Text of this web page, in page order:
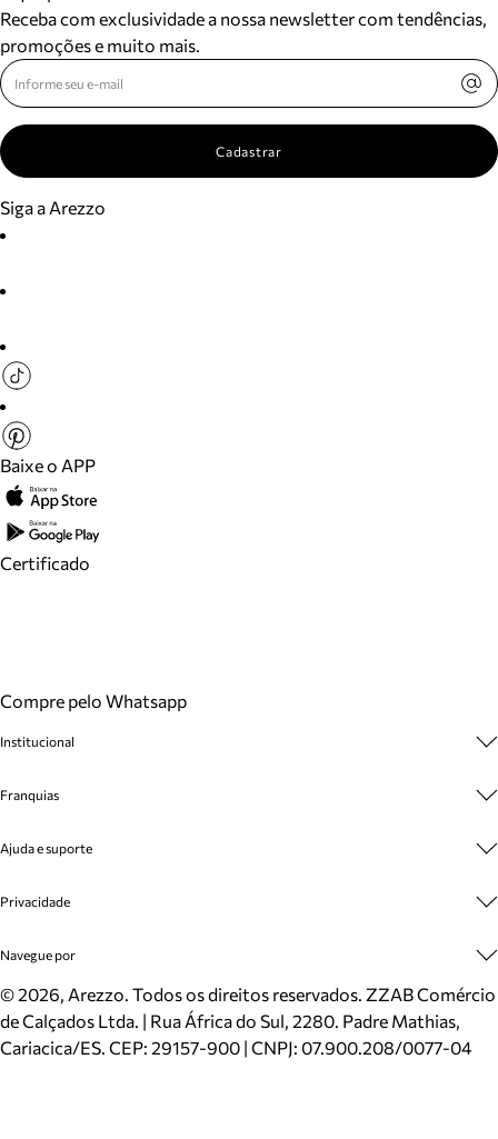
Receba com exclusividade a nossa newsletter com tendências,
promoções e muito mais.
Cadastrar
Siga a Arezzo
Baixe o APP
Certificado
Compre pelo Whatsapp
Institucional
Cashback
Venda Corporativa
Mapa do Site
Inverno
Mundo Arezzo
Franquias
Plano de Negócio
Ajuda e suporte
Cadastro
Meus Pedidos
Trocas e Devoluções
Cartão Presente
Localizador de lojas
Privacidade
Politica e Privacidade
Navegue por
Sapatos
Bolsas
Scarpins
©2026, Arezzo. Todos os direitos reservados. ZZAB Comércio
de Calçados Ltda. | Rua África do Sul, 2280. Padre Mathias,
Cariacica/ES. CEP: 29157-900 | CNPJ: 07.900.208/0077-04